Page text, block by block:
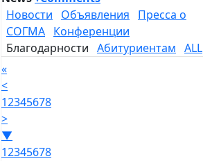
Новости
Объявления
Пресса о
СОГМА Конференции
Благодарности Абитуриентам ALL
«
<
12345678
>
▼
12345678